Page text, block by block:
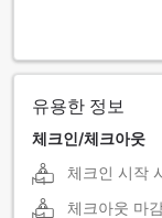
유용한 정보
체크인/체크아웃
체크인 시작
체크아웃 마